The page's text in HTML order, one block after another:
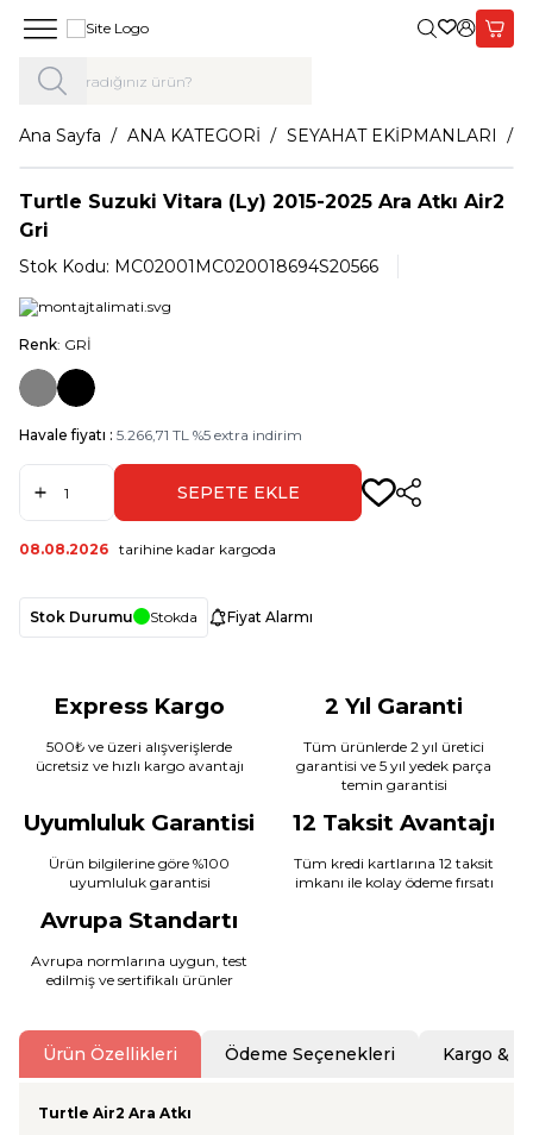
Giriş Yap,
Ana Sayfa ANA KATEGORİ SEYAHAT EKİPMANLARI
Turtle Suzuki Vitara (Ly) 2015-2025 Ara Atkı Air2
Gri
Stok Kodu: MC02001MC020018694S20566
Renk: GRİ
Havale fiyatı : 5.266,71 TL %5 extra indirim
SEPETE EKLE Paylaş
08.08.2026 tarihine kadar kargoda
Stok Durumu Stokda Fiyat Alarmı
Express Kargo
500₺ ve üzeri alışverişlerde
ücretsiz ve hızlı kargo avantajı
2 Yıl Garanti
Tüm ürünlerde 2 yıl üretici
garantisi ve 5 yıl yedek parça
temin garantisi
Uyumluluk Garantisi
Ürün bilgilerine göre %100
uyumluluk garantisi
12 Taksit Avantajı
Tüm kredi kartlarına 12 taksit
imkanı ile kolay ödeme fırsatı
Avrupa Standartı
Avrupa normlarına uygun, test
edilmiş ve sertifikalı ürünler
Ürün Özellikleri Ödeme Seçenekleri Kargo &
Turtle Air2 Ara Atkı